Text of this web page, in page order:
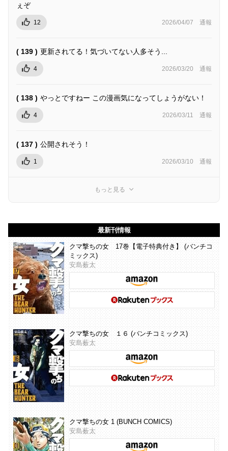
ぇぞ
12 2026/04/07 通報
( 139 ) 更新されてる！気づいてない人多そう...
4 2026/03/20 通報
( 138 ) やっとですねー この漫画気になってしょうがない！
4 2026/03/11 通報
( 137 ) 公開されそう！
1 2026/03/10 通報
もっと見る
最新刊情報
クマ撃ちの女 17巻【電子特典付き】 (バンチコ
ミックス)
安島薮太
クマ撃ちの女 １６ (バンチコミックス)
安島薮太
クマ撃ちの女 1 (BUNCH COMICS)
安島薮太